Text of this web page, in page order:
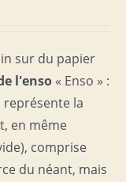
sur du papier
l'enso « Enso » :
représente la
en même
comprise
du néant, mais